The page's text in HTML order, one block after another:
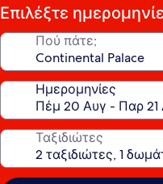
Επιλέξτε
Πού πάτε;
Ημερομηνίες
Ταξιδιώτες